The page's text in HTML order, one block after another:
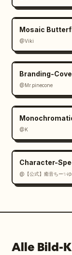
Mosaic
@Viki
Branding-
@Mr.pinecone
@K
Character-
@【公式】癒音ちー✨
Alle Bild-